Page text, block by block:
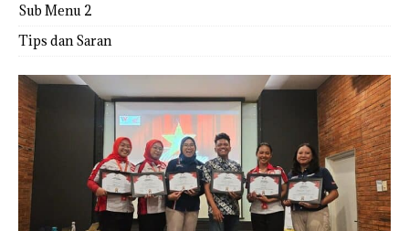
Sub Menu 2
Tips dan Saran